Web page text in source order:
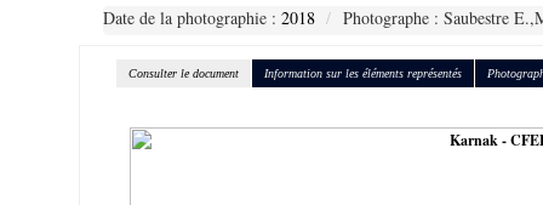
Date de la photographie : 2018 Photographe : Saubestre
Consulter le document Information sur les éléments représentés